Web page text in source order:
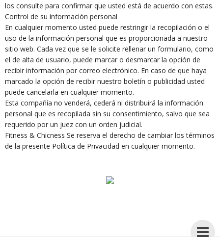
los consulte para confirmar que usted está de acuerdo con estas.
Control de su información personal
En cualquier momento usted puede restringir la recopilación o el
uso de la información personal que es proporcionada a nuestro
sitio web. Cada vez que se le solicite rellenar un formulario, como
el de alta de usuario, puede marcar o desmarcar la opción de
recibir información por correo electrónico. En caso de que haya
marcado la opción de recibir nuestro boletín o publicidad usted
puede cancelarla en cualquier momento.
Esta compañía no venderá, cederá ni distribuirá la información
personal que es recopilada sin su consentimiento, salvo que sea
requerido por un juez con un orden judicial.
Fitness & Chicness Se reserva el derecho de cambiar los términos
de la presente Política de Privacidad en cualquier momento.